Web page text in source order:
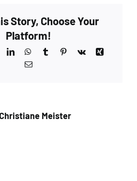
Story, Choose Your
Platform!
Reddit LinkedInWhatsApp
TumblrPinterest
Vk
E-
Meister